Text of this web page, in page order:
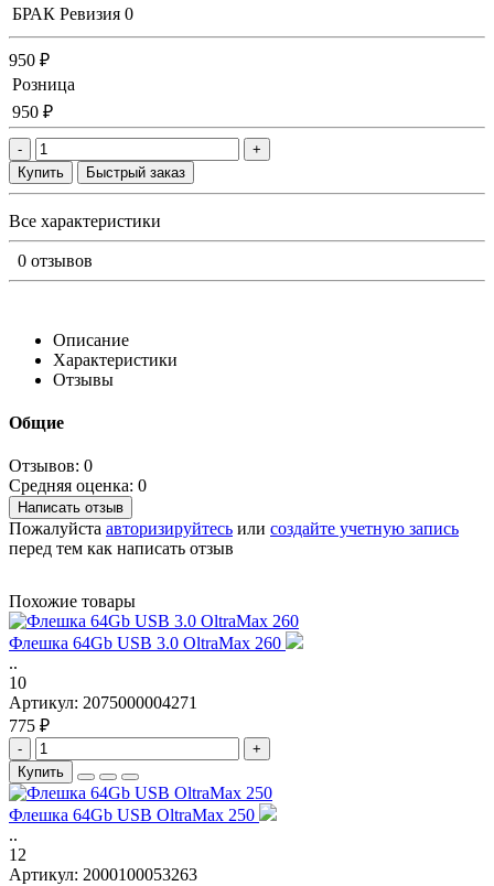
БРАК Ревизия 0
950 ₽
Розница
950 ₽
-
+
Купить
Быстрый заказ
Все характеристики
0 отзывов
Описание
Характеристики
Отзывы
Общие
Отзывов: 0
Средняя оценка: 0
Написать отзыв
Пожалуйста авторизируйтесь или создайте учетную запись
перед тем как написать отзыв
Похожие товары
Флешка 64Gb USB 3.0 OltraMax 260
..
10
Артикул: 2075000004271
775 ₽
-
+
Купить
Флешка 64Gb USB OltraMax 250
..
12
Артикул: 2000100053263